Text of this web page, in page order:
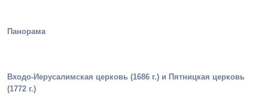
Панорама
Входо-Иерусалимская церковь (1686 г.) и Пятницкая церковь
(1772 г.)